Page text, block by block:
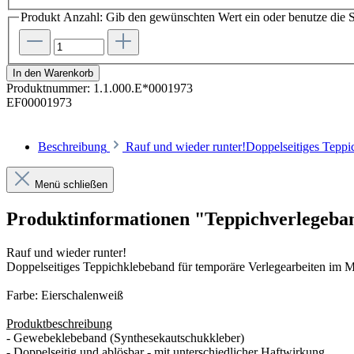
Produkt Anzahl: Gib den gewünschten Wert ein oder benutze die
In den Warenkorb
Produktnummer: 1.1.000.E*0001973
EF00001973
Beschreibung Rauf und wieder runter!Doppelseitiges
Menü schließen
Produktinformationen
Rauf und wieder runter!
Doppelseitiges Teppichklebeband für temporäre Verlegearbeiten im
Farbe: Eierschalenweiß
Produktbeschreibung
- Gewebeklebeband (Synthesekautschukkleber)